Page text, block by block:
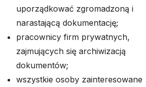
uporządkować zgromadzoną i
narastającą dokumentację;
pracownicy firm prywatnych,
zajmujących się archiwizacją
dokumentów;
wszystkie osoby zainteresowane